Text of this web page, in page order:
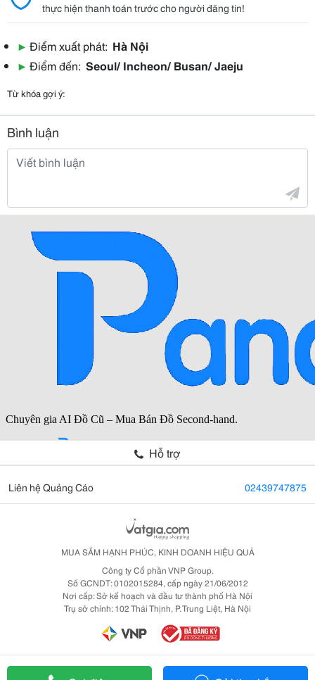
thực hiện thanh toán trước cho người đăng tin!
▶ Điểm xuất phát: Hà Nội
▶ Điểm đến: Seoul/ Incheon/ Busan/ Jaeju
Từ khóa gợi ý:
Bình luận
Hỗ trợ
Liên hệ Quảng Cáo 02439747875
MUA SẮM HẠNH PHÚC, KINH DOANH HIỆU QUẢ
Công ty Cổ phần VNP Group.
Số GCNDT: 0102015284, cấp ngày 21/06/2012
Nơi cấp: Sở kế hoạch và đầu tư thành phố Hà Nội
Trụ sở chính: 102 Thái Thịnh, P. Trung Liệt, Hà Nội